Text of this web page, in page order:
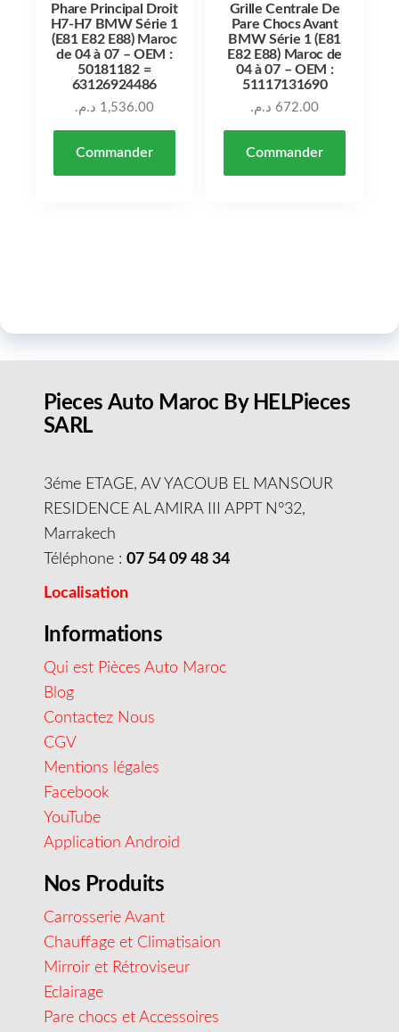
Phare Principal Droit
H7-H7 BMW Série 1
(E81 E82 E88) Maroc
de 04 à 07 – OEM :
50181182 =
63126924486
1,536.00 د.م.
Commander
Grille Centrale De
Pare Chocs Avant
BMW Série 1 (E81
E82 E88) Maroc de
04 à 07 – OEM :
51117131690
672.00 د.م.
Commander
Pieces Auto Maroc By HELPieces
SARL
3éme ETAGE, AV YACOUB EL MANSOUR
RESIDENCE AL AMIRA III APPT N°32,
Marrakech
Téléphone : 07 54 09 48 34
Localisation
Informations
Qui est Pièces Auto Maroc
Blog
Contactez Nous
CGV
Mentions légales
Facebook
YouTube
Application Android
Nos Produits
Carrosserie Avant
Chauffage et Climatisaion
Mirroir et Rétroviseur
Eclairage
Pare chocs et Accessoires